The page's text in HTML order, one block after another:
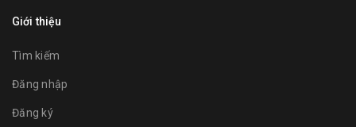
Giới thiệu
Tìm kiếm
Đăng nhập
Đăng ký